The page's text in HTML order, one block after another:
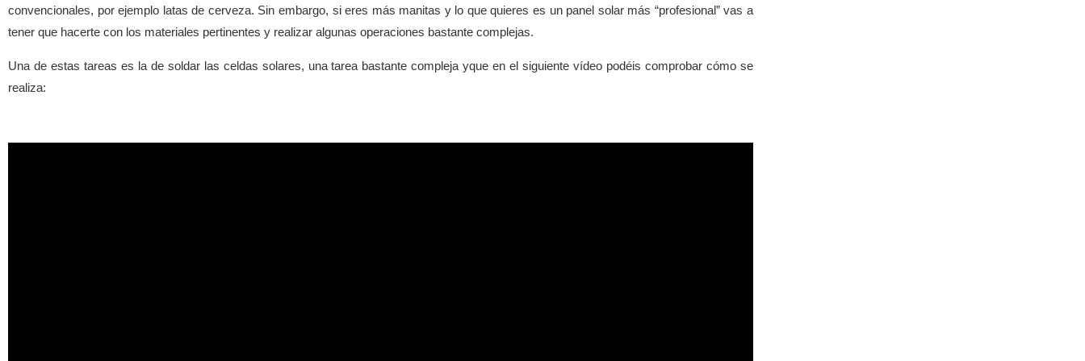
convencionales, por ejemplo latas de cerveza. Sin embargo, si eres más manitas y lo que quieres es un panel solar más “profesional” vas a
tener que hacerte con los materiales pertinentes y realizar algunas operaciones bastante complejas.
Una de estas tareas es la de soldar las celdas solares, una tarea bastante compleja yque en el siguiente vídeo podéis comprobar cómo se
realiza: